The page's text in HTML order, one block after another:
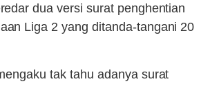
dua versi surat penghentian
Liga 2 yang ditanda-tangani 20
tak tahu adanya surat